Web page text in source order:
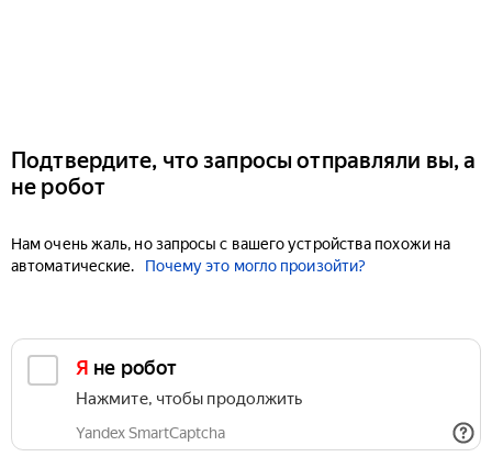
Подтвердите, что запросы отправляли вы, а
не робот
Нам очень жаль, но запросы с вашего устройства похожи на
автоматические.
Почему это могло произойти?
Я не робот
Нажмите, чтобы продолжить
Yandex SmartCaptcha